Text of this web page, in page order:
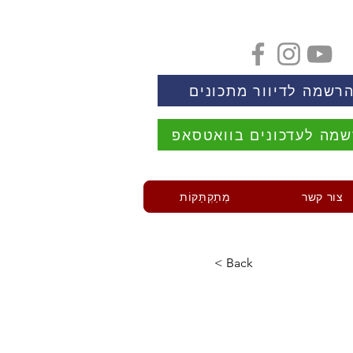
לדיוור מתכונים
לעדכונים בוואטסאפ
צור קשר מְתַקְתַּקּוֹת
< Back